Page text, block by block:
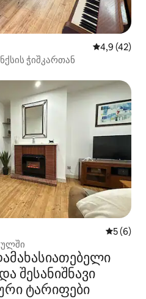
საშუალო
4,9 (42)
ჭიშკართან
საშუალო
5 (6)
შესანიშნავი
ტარიფები